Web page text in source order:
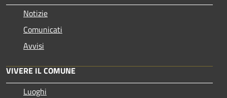
Notizie
Comunicati
Avvisi
VIVERE IL COMUNE
Luoghi